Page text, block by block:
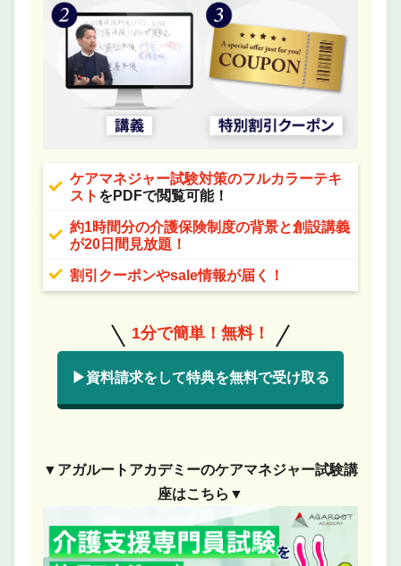
ケアマネジャー試験対策のフルカラーテキ
スト をPDFで閲覧可能！
約1時間分の介護保険制度の背景と創設講義
が20日間見放題！
割引クーポンやsale情報が届く！
1分で簡単！無料！
▶資料請求をして特典を無料で受け取る
▼アガルートアカデミーのケアマネジャー試験講
座はこちら▼